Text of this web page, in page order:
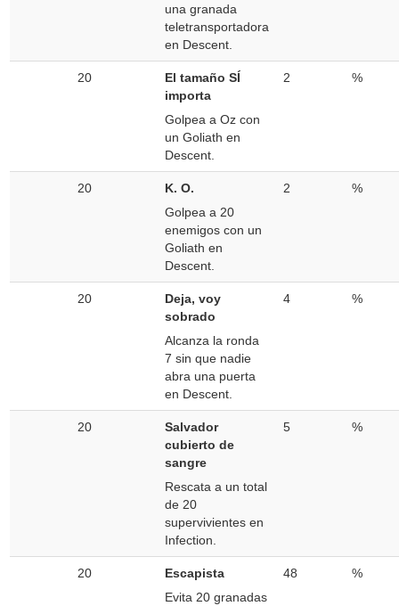
una granada
teletransportadora
en Descent.
20
El tamaño SÍ
importa
Golpea a Oz con
un Goliath en
Descent.
2 %
20
K. O.
Golpea a 20
enemigos con un
Goliath en
Descent.
2 %
20
Deja, voy
sobrado
Alcanza la ronda
7 sin que nadie
abra una puerta
en Descent.
4 %
20
Salvador
cubierto de
sangre
Rescata a un total
de 20
supervivientes en
Infection.
5 %
20
Escapista
Evita 20 granadas
48 %